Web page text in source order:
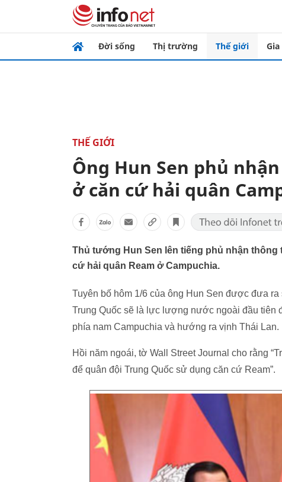
Đời sống Thị trường Thế giới
THẾ GIỚI
Ông Hun Sen phủ
ở căn cứ hải quân
Thủ tướng Hun Sen lên tiếng phủ nhận thông
cứ hải quân Ream ở Campuchia.
Tuyên bố hôm 1/6 của ông Hun Sen được đưa
Trung Quốc sẽ là lực lượng nước ngoài đầu
phía nam Campuchia và hướng ra vịnh Thái Lan.
Hồi năm ngoái, tờ Wall Street Journal cho rằng
để quân đội Trung Quốc sử dụng căn cứ Ream”.